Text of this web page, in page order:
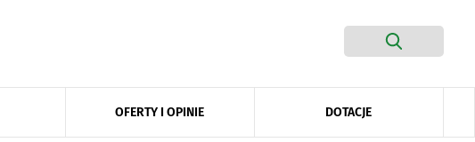
OFERTY I OPINIE DOTACJE